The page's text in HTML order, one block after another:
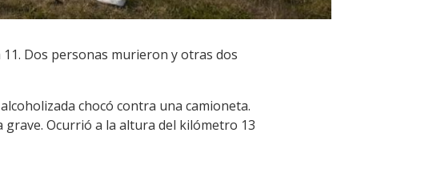
Dos personas murieron y otras dos
chocó contra una camioneta.
grave. Ocurrió a la altura del kilómetro 13